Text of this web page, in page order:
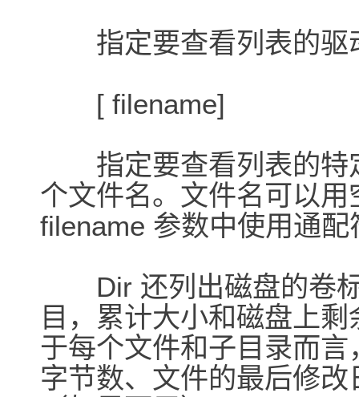
指定要查看列表的驱
[ filename]
指定要查看列表的特
个文件名。文件名可以
filename 参数中使用通
Dir 还列出磁盘的卷标
目，累计大小和磁盘上
于每个文件和子目录而
字节数、文件的最后修